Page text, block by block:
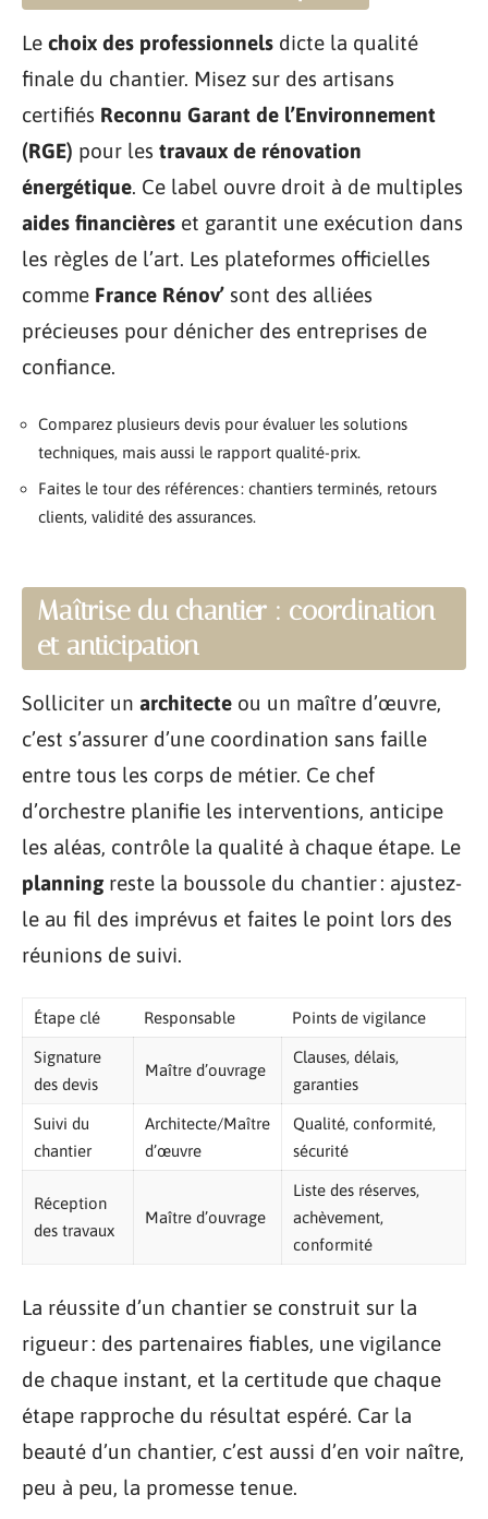
Le choix des professionnels dicte la qualité
finale du chantier. Misez sur des artisans
certifiés Reconnu Garant de l’Environnement
(RGE) pour les travaux de rénovation
énergétique. Ce label ouvre droit à de multiples
aides financières et garantit une exécution dans
les règles de l’art. Les plateformes officielles
comme France Rénov’ sont des alliées
précieuses pour dénicher des entreprises de
confiance.
Comparez plusieurs devis pour évaluer les solutions
techniques, mais aussi le rapport qualité-prix.
Faites le tour des références : chantiers terminés, retours
clients, validité des assurances.
Maîtrise du chantier : coordination
et anticipation
Solliciter un architecte ou un maître d’œuvre,
c’est s’assurer d’une coordination sans faille
entre tous les corps de métier. Ce chef
d’orchestre planifie les interventions, anticipe
les aléas, contrôle la qualité à chaque étape. Le
planningreste la boussole du chantier : ajustez-
le au fil des imprévus et faites le point lors des
réunions de suivi.
Étape clé Responsable Points de vigilance
Signature
des devis
Maître d’ouvrage
Clauses, délais,
garanties
Suivi du
chantier
Architecte/Maître
d’œuvre
Qualité, conformité,
sécurité
Réception
des travaux
Maître d’ouvrage
Liste des réserves,
achèvement,
conformité
La réussite d’un chantier se construit sur la
rigueur : des partenaires fiables, une vigilance
de chaque instant, et la certitude que chaque
étape rapproche du résultat espéré. Car la
beauté d’un chantier, c’est aussi d’en voir naître,
peu à peu, la promesse tenue.